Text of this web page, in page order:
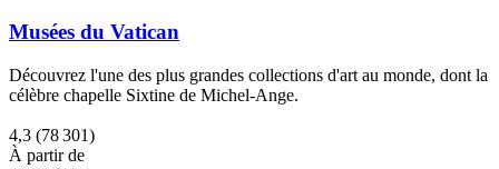
Musées du Vatican
Découvrez l'une des plus grandes collections d'art au monde, dont la
célèbre chapelle Sixtine de Michel-Ange.
4,3 (78 301)
À partir de